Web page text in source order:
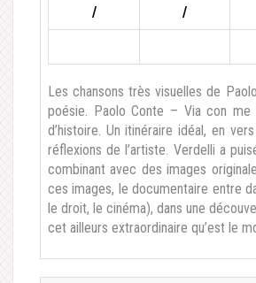
/ /
Les chansons très visuelles de
poésie. Paolo Conte – Via con
d’histoire. Un itinéraire idéal, en
réflexions de l’artiste. Verdelli a
combinant avec des images
ces images, le documentaire entre
le droit, le cinéma), dans une
cet ailleurs extraordinaire qu’est le